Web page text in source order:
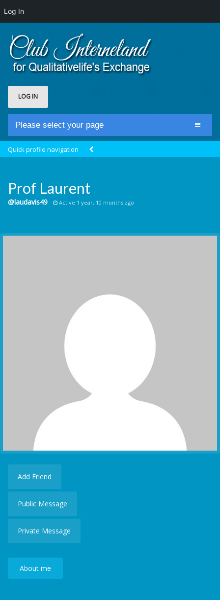
Log In
LOG IN
Please select your page
Groups
Communication Point
Quick profile navigation
Prof Laurent
@laudavis49 Active 1 year, 10 months ago
Add Friend
Public Message
Private Message
About me